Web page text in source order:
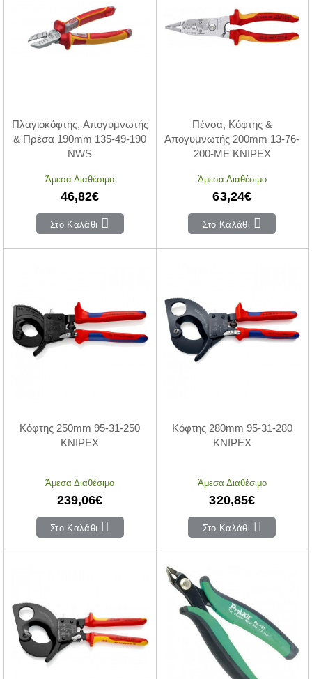
Πλαγιοκόφτης, Απογυμνωτής
& Πρέσα 190mm 135-49-190
NWS
Άμεσα Διαθέσιμο
46,82€
Στο Καλάθι
Πένσα, Κόφτης &
Απογυμνωτής 200mm 13-76-
200-ME KNIPEX
Άμεσα Διαθέσιμο
63,24€
Στο Καλάθι
Κόφτης 250mm 95-31-250
KNIPEX
Άμεσα Διαθέσιμο
239,06€
Στο Καλάθι
Κόφτης 280mm 95-31-280
KNIPEX
Άμεσα Διαθέσιμο
320,85€
Στο Καλάθι